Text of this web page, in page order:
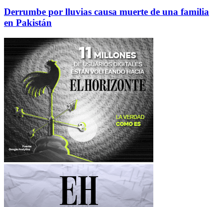
Derrumbe por lluvias causa muerte de una familia
en Pakistán